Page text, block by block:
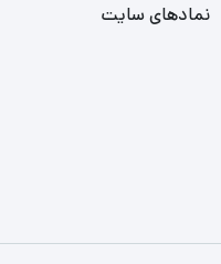
نمادهای سایت